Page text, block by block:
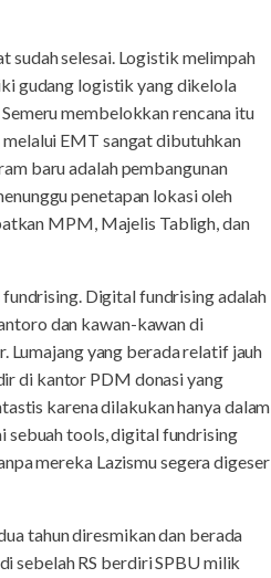
sudah selesai. Logistik melimpah
gudang logistik yang dikelola
membelokkan rencana itu
EMT sangat dibutuhkan
baru adalah pembangunan
penetapan lokasi oleh
MPM, Majelis Tabligh, dan
Digital fundrising adalah
dan kawan-kawan di
Lumajang yang berada relatif jauh
di kantor PDM donasi yang
karena dilakukan hanya dalam
sebuah tools, digital fundrising
mereka Lazismu segera digeser
tahun diresmikan dan berada
sebelah RS berdiri SPBU milik